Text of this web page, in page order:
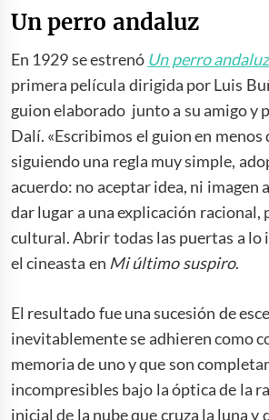
Un perro andaluz
En 1929 se estrenó Un perro andaluz
primera película dirigida por Luis
guion elaborado junto a su amigo y
Dalí. «Escribimos el guion en menos
siguiendo una regla muy simple,
acuerdo: no aceptar idea, ni imagen
dar lugar a una explicación racional,
cultural. Abrir todas las puertas a lo
el cineasta en Mi último suspiro.
El resultado fue una sucesión de
inevitablemente se adhieren como
memoria de uno y que son
incompresibles bajo la óptica de la
inicial de la nube que cruza la luna y